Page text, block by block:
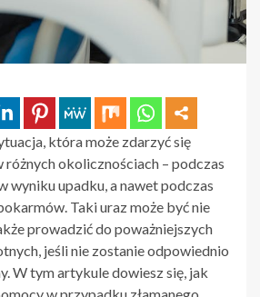
która może zdarzyć się
różnych okolicznościach – podczas
wyniku upadku, a nawet podczas
Taki uraz może być nie
prowadzić do poważniejszych
jeśli nie zostanie odpowiednio
W tym artykule dowiesz się, jak